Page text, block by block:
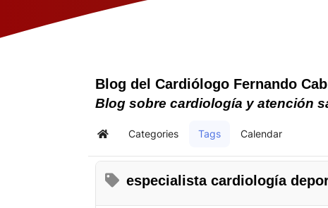
Blog del Cardiólogo Fernando
Blog sobre cardiología y atención
Home Categories Tags Calendar
especialista cardiología